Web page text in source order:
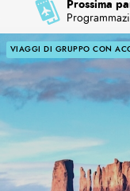
Prossima
VIAGGI DI GRUPPO CON